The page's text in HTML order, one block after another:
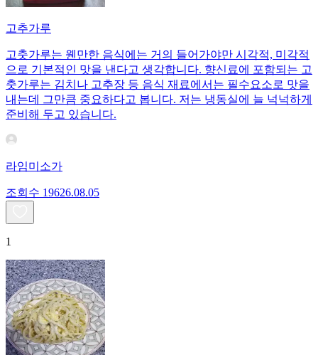
고추가루
고춧가루는 웬만한 음식에는 거의 들어가야만 시각적, 미각적
으로 기본적인 맛을 낸다고 생각합니다. 향신료에 포함되는 고
춧가루는 김치나 고추장 등 음식 재료에서는 필수요소로 맛을
내는데 그만큼 중요하다고 봅니다. 저는 냉동실에 늘 넉넉하게
준비해 두고 있습니다.
라임미소가
조회수 19626.08.05
1